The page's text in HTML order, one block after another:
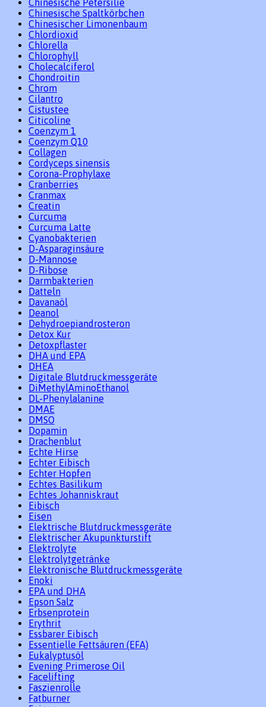
Chinesische Petersilie
Chinesische Spaltkörbchen
Chinesischer Limonenbaum
Chlordioxid
Chlorella
Chlorophyll
Cholecalciferol
Chondroitin
Chrom
Cilantro
Cistustee
Citicoline
Coenzym 1
Coenzym Q10
Collagen
Cordyceps sinensis
Corona-Prophylaxe
Cranberries
Cranmax
Creatin
Curcuma
Curcuma Latte
Cyanobakterien
D-Asparaginsäure
D-Mannose
D-Ribose
Darmbakterien
Datteln
Davanaöl
Deanol
Dehydroepiandrosteron
Detox Kur
Detoxpflaster
DHA und EPA
DHEA
Digitale Blutdruckmessgeräte
DiMethylAminoEthanol
DL-Phenylalanine
DMAE
DMSO
Dopamin
Drachenblut
Echte Hirse
Echter Eibisch
Echter Hopfen
Echtes Basilikum
Echtes Johanniskraut
Eibisch
Eisen
Elektrische Blutdruckmessgeräte
Elektrischer Akupunkturstift
Elektrolyte
Elektrolytgetränke
Elektronische Blutdruckmessgeräte
Enoki
EPA und DHA
Epson Salz
Erbsenprotein
Erythrit
Essbarer Eibisch
Essentielle Fettsäuren (EFA)
Eukalyptusöl
Evening Primerose Oil
Facelifting
Faszienrolle
Fatburner